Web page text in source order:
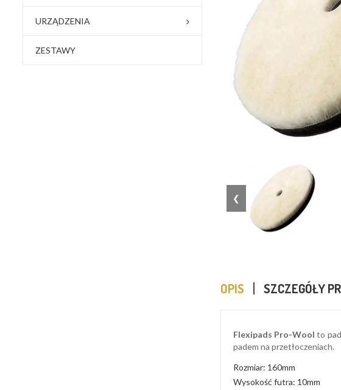
URZĄDZENIA
ZESTAWY
❮
OPIS SZCZEGÓŁY
Flexipads Pro-Wool to
padem na przetłoczeniach.
Rozmiar: 160mm
Wysokość futra: 10mm